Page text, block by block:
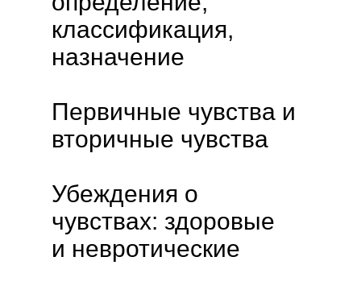
классификация,
назначение
Первичные чувства и
вторичные чувства
Убеждения о
чувствах: здоровые
и невротические